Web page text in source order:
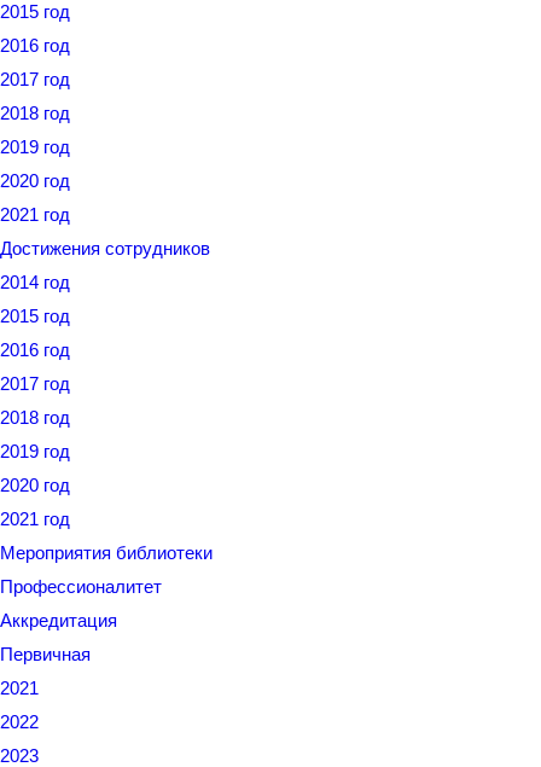
2015 год
2016 год
2017 год
2018 год
2019 год
2020 год
2021 год
Достижения сотрудников
2014 год
2015 год
2016 год
2017 год
2018 год
2019 год
2020 год
2021 год
Мероприятия библиотеки
Профессионалитет
Аккредитация
Первичная
2021
2022
2023